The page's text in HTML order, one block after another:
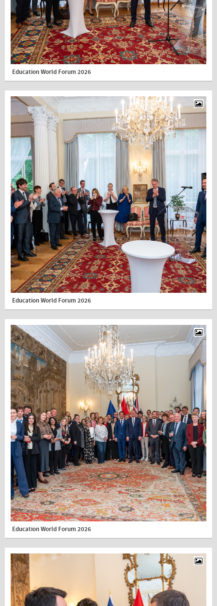
Education World Forum 2026
Education World Forum 2026
Education World Forum 2026